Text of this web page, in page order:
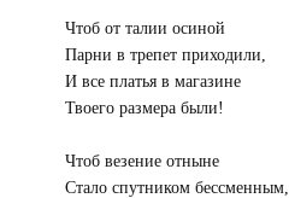
Чтоб от талии осиной
Парни в трепет приходили,
И все платья в магазине
Твоего размера были!
Чтоб везение отныне
Стало спутником бессменным,